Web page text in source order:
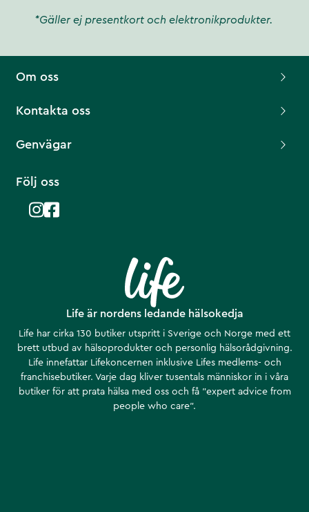
*Gäller ej presentkort och elektronikprodukter.
Life är nordens ledande hälsokedja
Life har cirka 130 butiker utspritt i Sverige och Norge med ett
brett utbud av hälsoprodukter och personlig hälsorådgivning.
Life innefattar Lifekoncernen inklusive Lifes medlems- och
franchisebutiker. Varje dag kliver tusentals människor in i våra
butiker för att prata hälsa med oss och få ”expert advice from
people who care”.
Om oss
Kontakta oss
Genvägar
Följ oss